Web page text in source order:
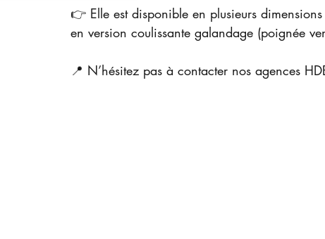
👉 Elle est disponible en plusieurs
en version coulissante galandage (poignée
📍 N’hésitez pas à contacter nos agences